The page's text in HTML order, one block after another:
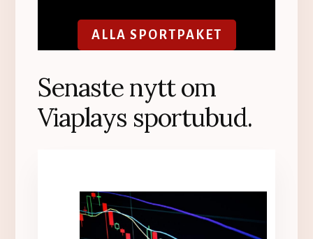
ALLA SPORTPAKET
Senaste nytt om
Viaplays sportubud.